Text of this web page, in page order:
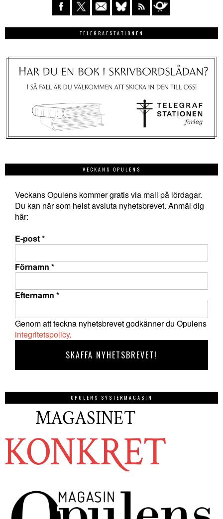
TELEGRAFSTATIONEN
VECKANS OPULENS
Veckans Opulens kommer gratis via mail på lördagar.
Du kan när som helst avsluta nyhetsbrevet. Anmäl dig
här:
E-post*
Förnamn *
Efternamn *
Genom att teckna nyhetsbrevet godkänner du Opulens
integritetspolicy.
OPULENS SYSTERMAGASIN